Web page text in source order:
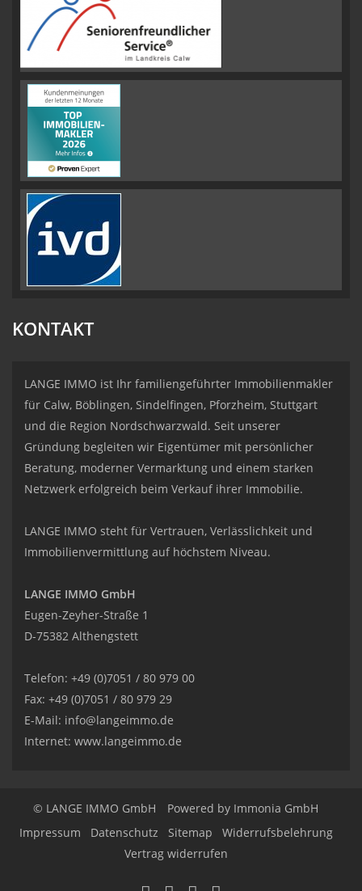
KONTAKT
LANGE IMMO ist Ihr familiengeführter Immobilienmakler
für Calw, Böblingen, Sindelfingen, Pforzheim, Stuttgart
und die Region Nordschwarzwald. Seit unserer
Gründung begleiten wir Eigentümer mit persönlicher
Beratung, moderner Vermarktung und einem starken
Netzwerk erfolgreich beim Verkauf ihrer Immobilie.
LANGE IMMO steht für Vertrauen, Verlässlichkeit und
Immobilienvermittlung auf höchstem Niveau.
LANGE IMMO GmbH
Eugen-Zeyher-Straße 1
D-75382 Althengstett
Telefon: +49 (0)7051 / 80 979 00
Fax: +49 (0)7051 / 80 979 29
E-Mail: info@langeimmo.de
Internet: www.langeimmo.de
© LANGE IMMO GmbH
Powered by Immonia GmbH
Impressum
Datenschutz Sitemap
Widerrufsbelehrung
Vertrag widerrufen